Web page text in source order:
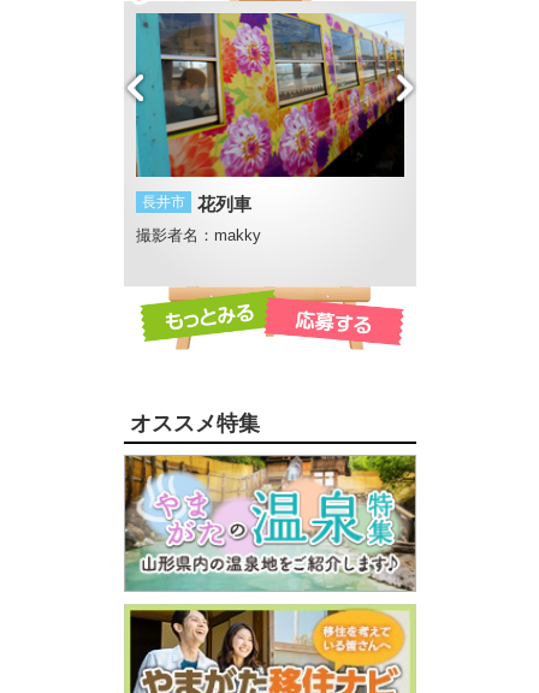
長井市 花列車
撮影者名：makky
オススメ特集